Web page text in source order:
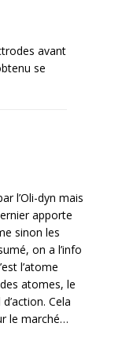
avant
se
l’Oli-dyn mais
apporte
sinon les
on a l’info
l’atome
atomes, le
Cela
le marché…